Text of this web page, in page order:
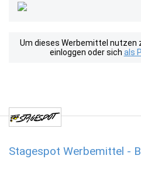
Um dieses Werbemittel nutzen
einloggen oder sich als
Stagespot Werbemittel -